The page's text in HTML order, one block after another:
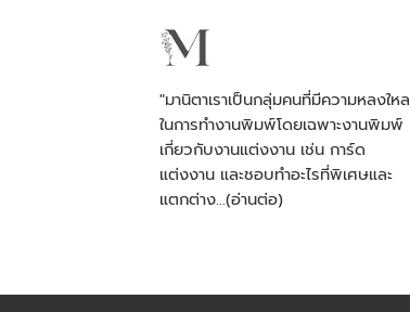
"มานิตาเราเป็นกลุ่มคนที่มีความหลงใหล
ในการทำงานพิมพ์โดยเฉพาะงานพิมพ์
เกี่ยวกับงานแต่งงาน เช่น การ์ด
แต่งงาน และชอบทำอะไรที่พิเศษและ
แตกต่าง…(อ่านต่อ)